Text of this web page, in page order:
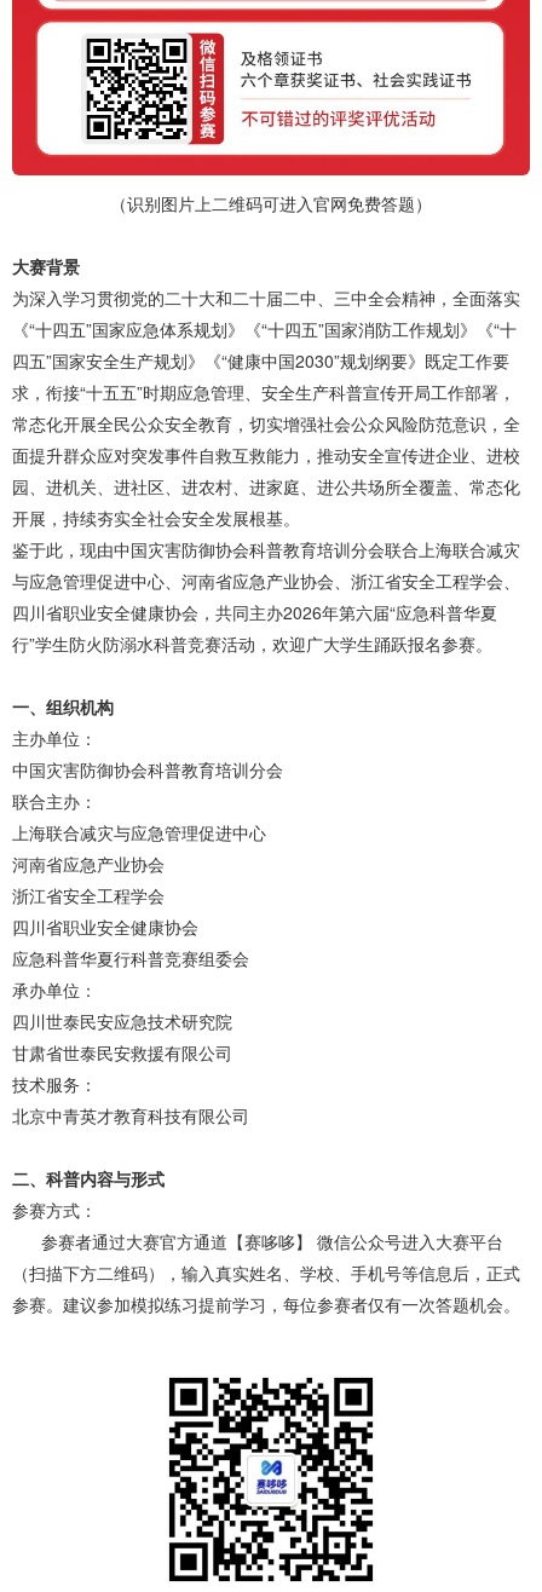
（识别图片上二维码可进入官网免费答题）
大赛背景
为深入学习贯彻党的二十大和二十届二中、三中全会精神，全面落实
《“十四五”国家应急体系规划》《“十四五”国家消防工作规划》《“十
四五”国家安全生产规划》《“健康中国2030”规划纲要》既定工作要
求，衔接“十五五”时期应急管理、安全生产科普宣传开局工作部署，
常态化开展全民公众安全教育，切实增强社会公众风险防范意识，全
面提升群众应对突发事件自救互救能力，推动安全宣传进企业、进校
园、进机关、进社区、进农村、进家庭、进公共场所全覆盖、常态化
开展，持续夯实全社会安全发展根基。
鉴于此，现由中国灾害防御协会科普教育培训分会联合上海联合减灾
与应急管理促进中心、河南省应急产业协会、浙江省安全工程学会、
四川省职业安全健康协会，共同主办2026年第六届“应急科普华夏
行”学生防火防溺水科普竞赛活动，欢迎广大学生踊跃报名参赛。
一、组织机构
主办单位：
中国灾害防御协会科普教育培训分会
联合主办：
上海联合减灾与应急管理促进中心
河南省应急产业协会
浙江省安全工程学会
四川省职业安全健康协会
应急科普华夏行科普竞赛组委会
承办单位：
四川世泰民安应急技术研究院
甘肃省世泰民安救援有限公司
技术服务：
北京中青英才教育科技有限公司
二、科普内容与形式
参赛方式：
参赛者通过大赛官方通道【赛哆哆】 微信公众号进入大赛平台
（扫描下方二维码），输入真实姓名、学校、手机号等信息后，正式
参赛。建议参加模拟练习提前学习，每位参赛者仅有一次答题机会。